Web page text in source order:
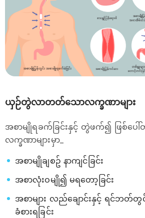
ယှဉ်တွဲလာတတ်သောလက္ခဏာများ
အစာမျိုရခက်ခြင်းနှင့် တွဲဖက်၍ ဖြစ်ပေါ်
လက္ခဏာများမှာ_
အစာမျိုချစဥ် နာကျင်ခြင်း
အစာလုံးဝမျို၍ မရတော့ခြင်း
အစာများ လည်ချောင်းနှင့် ရင်ဘ
ခံစားရခြင်း